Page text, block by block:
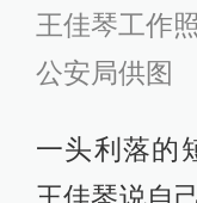
王佳琴工作
公安局供图
一头利落的